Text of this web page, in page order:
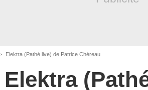
Elektra (Pathé live) de Patrice Chéreau
Elektra